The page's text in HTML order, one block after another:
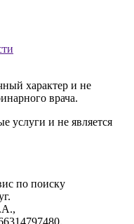
характер и не
врача.
услуги и не является
по поиску